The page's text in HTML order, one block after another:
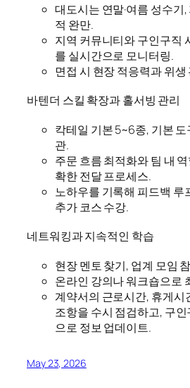
대도시는 연말·여름 성수기
적 완만.
지역 커뮤니티와 구인구직
를 실시간으로 모니터링.
면접 시 현장 적응력과 위
바텐더 스킬 확장과 홀서빙 관리
칵테일 기본 5~6종, 기본
관.
주문 흐름 최적화와 팀 내
확한 전달 프로세스.
노하우를 기록해 피드백 루
추가 코스 수강.
네트워킹과 지속적인 학습
현장 멘토 찾기, 업계 모임
온라인 강의나 워크숍으로
계약서의 근로시간, 휴게시
조항을 수시 점검하고, 구
으로 정보 업데이트.
May 23, 2026